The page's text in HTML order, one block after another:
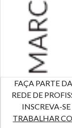
FAÇA PARTE
REDE DE
INSCREVA-
TRABALHAR